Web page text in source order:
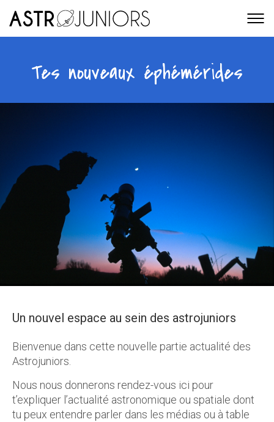
Tes nouveaux éphémérides
Un nouvel espace au sein des astrojuniors
Bienvenue dans cette nouvelle partie actualité des
Astrojuniors.
Nous nous donnerons rendez-vous ici pour
t’expliquer l’actualité astronomique ou spatiale dont
tu peux entendre parler dans les médias ou à table